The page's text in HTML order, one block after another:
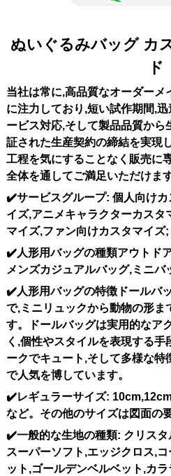
ぬいぐるみバッグ カ
ド
当社は常に,高品質なオーダーメ
に注力しており,短い試作期間,
ービス対応,そして製品品質から
証された生産契約の締結を実現
工程を気にすることなく販売に
全体を通してご満足いただけます
✔️サービスグループ: 個人向け
イズ,アニメキャラクターカスタ
マイズ,ファン向けカスタマイズ;
✔️人形用バッグの種類アウトド
メンズカジュアルバッグ,ミニバ
✔️人形用バッグの特徴ドールバ
で,ミニリュックから動物の形ま
す。ドールバッグは実用的なア
く,個性やスタイルを表現する
ークでキュート,そして多様な特
で人気を博しています。
✔️レギュラーサイズ:
など。その他のサイズは図面の
✔️一般的な生地の種類: クリスタ
スーパーソフト,エッジクロス,
ット,ゴールデンベルベット,カ